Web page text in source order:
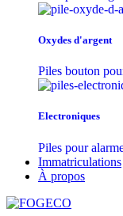
Oxydes d'argent
Piles bouton
Electroniques
Piles pour
Immatriculations
À propos